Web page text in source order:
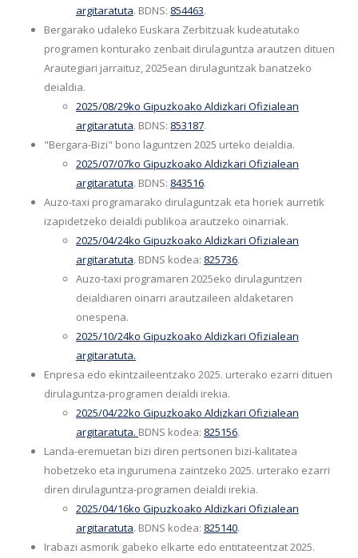
argitaratuta. BDNS: 854463.
Bergarako udaleko Euskara Zerbitzuak kudeatutako
programen konturako zenbait dirulaguntza arautzen dituen
Arautegiari jarraituz, 2025ean dirulaguntzak banatzeko
deialdia.
2025/08/29ko Gipuzkoako Aldizkari Ofizialean
argitaratuta. BDNS: 853187.
"Bergara-Bizi" bono laguntzen 2025 urteko deialdia.
2025/07/07ko Gipuzkoako Aldizkari Ofizialean
argitaratuta. BDNS: 843516.
Auzo-taxi programarako dirulaguntzak eta horiek aurretik
izapidetzeko deialdi publikoa arautzeko oinarriak.
2025/04/24ko Gipuzkoako Aldizkari Ofizialean
argitaratuta. BDNS kodea: 825736.
Auzo-taxi programaren 2025eko dirulaguntzen
deialdiaren oinarri arautzaileen aldaketaren
onespena.
2025/10/24ko Gipuzkoako Aldizkari Ofizialean
argitaratuta.
Enpresa edo ekintzaileentzako 2025. urterako ezarri dituen
dirulaguntza-programen deialdi irekia.
2025/04/22ko Gipuzkoako Aldizkari Ofizialean
argitaratuta. BDNS kodea: 825156.
Landa-eremuetan bizi diren pertsonen bizi-kalitatea
hobetzeko eta ingurumena zaintzeko 2025. urterako ezarri
diren dirulaguntza-programen deialdi irekia.
2025/04/16ko Gipuzkoako Aldizkari Ofizialean
argitaratuta. BDNS kodea: 825140.
Irabazi asmorik gabeko elkarte edo entitateentzat 2025.